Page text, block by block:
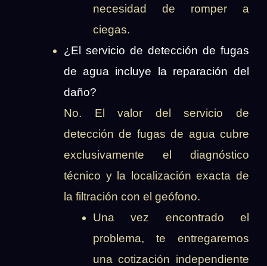
necesidad de romper a
ciegas.
¿El servicio de detección de fugas
de agua incluye la reparación del
daño?
No. El valor del servicio de
detección de fugas de agua cubre
exclusivamente el diagnóstico
técnico y la localización exacta de
la filtración con el geófono.
Una vez encontrado el
problema, te entregaremos
una cotización independiente